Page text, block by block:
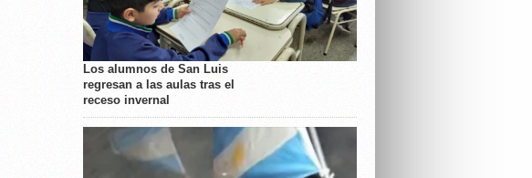
Los alumnos de San Luis
regresan a las aulas tras el
receso invernal